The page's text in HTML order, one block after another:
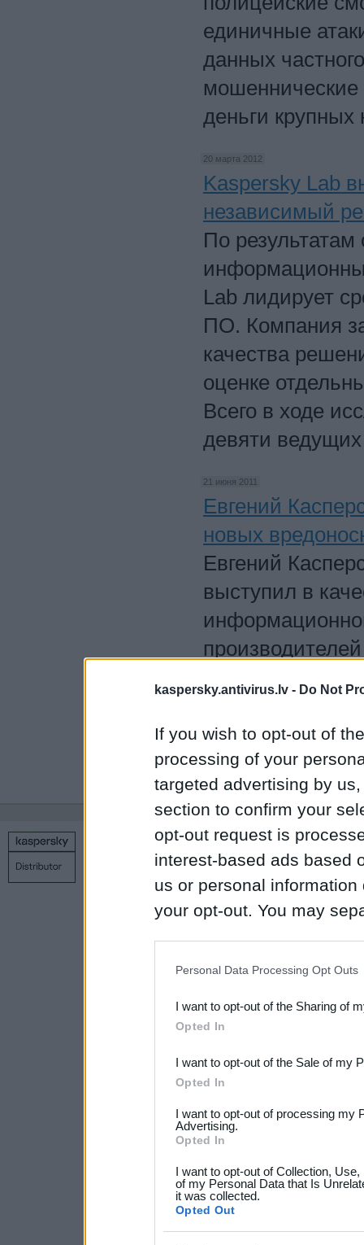
kaspersky.antivirus.lv - Do Not
If you wish to opt-out of
processing of your
targeted advertising by
section to confirm your
opt-out request is
interest-based ads based
us or personal
your opt-out. You may
Downstream Participants
third parties.
Please note that this
not limited to your visit or
grant or deny consent to
your data for below
consent section.
Personal Data Processing Opt Outs
I want to opt-out of the Sharing of
Opted In
I want to opt-out of the Sale of my
Opted In
I want to opt-out of processing my
Advertising.
Opted In
I want to opt-out of Collection,
of my Personal Data that Is
it was collected.
Opted Out
единичные
данных
деньги крупных
20 марта 2012
Kaspersky Lab
независимый
По результатам
Lab лидирует
ПО. Компания
качества
оценке
Всего в ходе
девяти
21 июня 2011
Евгений
новых
Евгений
выступил в
1 3
Copyright © 1998 – 2026 SIA Datoru drošības tehnoloģijas
Связаться с нами
Политика конфиденциальности